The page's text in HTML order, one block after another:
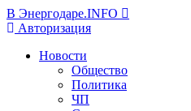
В Энергодаре.INFO
Авторизация
Новости
Общество
Политика
ЧП